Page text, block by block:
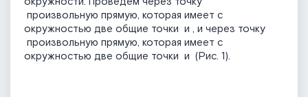
произвольную прямую, которая имеет с
окружностью две общие точки и , и через точку
произвольную прямую, которая имеет с
окружностью две общие точки и (Рис. 1).